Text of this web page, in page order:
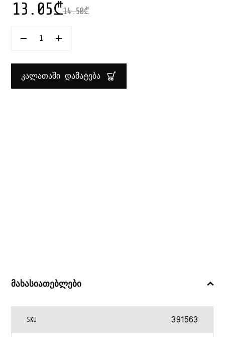
14.50₾
13.05₾
ᲠᲐᲝᲓᲔᲜᲝᲑᲐ:
ᲥᲐᲠᲗᲣᲚᲘ
ᲑᲒᲔᲠᲘᲗ
21
ᲙᲐᲚᲐᲗᲐᲨᲘ ᲓᲐᲛᲐᲢᲔᲑᲐ
მახასიათებლები
SKU 391563